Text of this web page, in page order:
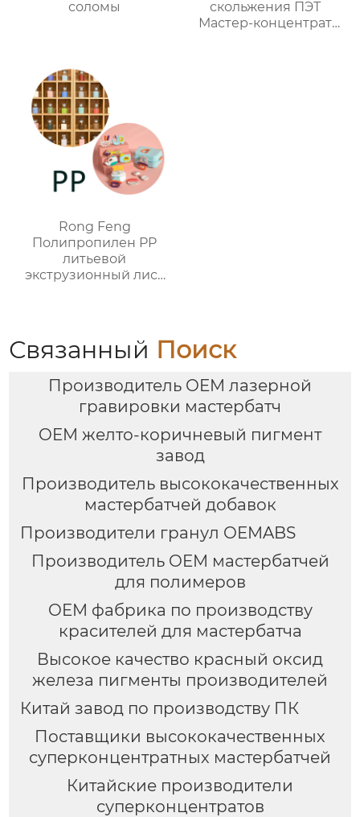
соломы
скольжения ПЭТ
Мастер-концентрат
Rong Feng
Полипропилен PP
литьевой
экструзионный лист
Связанный Поиск
Производитель OEM лазерной
гравировки мастербатч
OEM желто-коричневый пигмент
завод
Производитель высококачественных
мастербатчей добавок
Производители гранул OEMABS
Производитель OEM мастербатчей
для полимеров
OEM фабрика по производству
красителей для мастербатча
Высокое качество красный оксид
железа пигменты производителей
Китай завод по производству ПК
Поставщики высококачественных
суперконцентратных мастербатчей
Китайские производители
суперконцентратов